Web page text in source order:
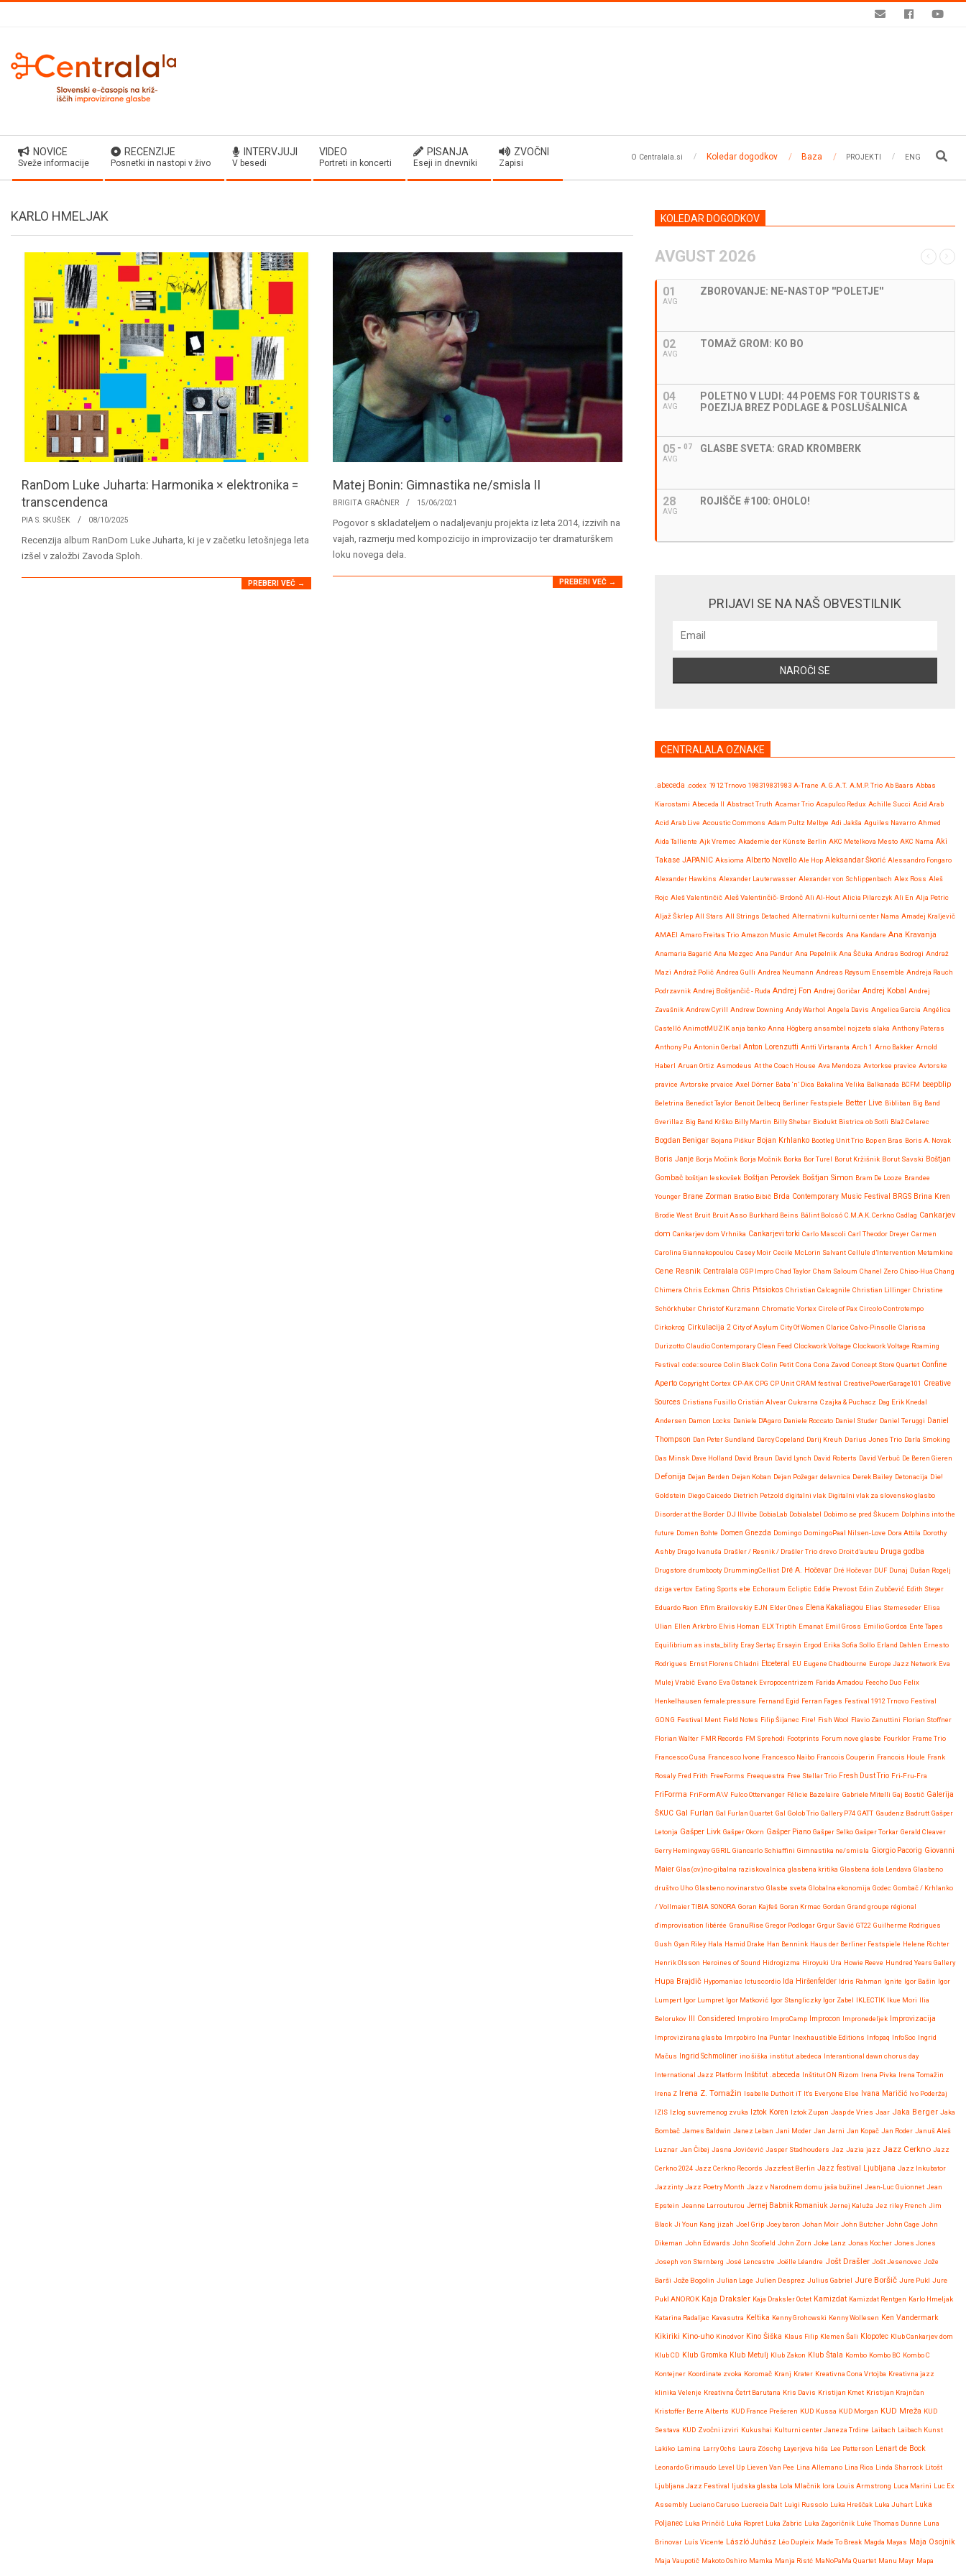
content
Secondary
Navigation
NOVICE
Sveže informacije
RECENZIJE
Posnetki in nastopi v živo
INTERVJUJI
V besedi
VIDEO
Portreti in koncerti
PISANJA
Eseji in dnevniki
ZVOČNI
Zapisi
O Centralala.si Koledar dogodkov Baza PROJEKTI ENG Search
KARLO HMELJAK
RanDom Luke Juharta: Harmonika × elektronika =
transcendenca
2025-
10-
08
PIA S. SKUŠEK 08/10/2025
Recenzija album RanDom Luke Juharta, ki je v začetku letošnjega leta
izšel v založbi Zavoda Sploh.
PREBERI VEČ →
Matej Bonin: Gimnastika ne/smisla II
2021-
06-
BRIGITA GRAČNER 15/06/2021
Pogovor s skladateljem o nadaljevanju projekta iz leta 2014, izzivih na
vajah, razmerju med kompozicijo in improvizacijo ter dramaturškem
loku novega dela.
PREBERI VEČ →
KOLEDAR DOGODKOV
AVGUST 2026
01
AVG
ZBOROVANJE: NE-NASTOP ''POLETJE''
02
AVG
TOMAŽ GROM: KO BO
04
AVG
POLETNO V LUDI: 44 POEMS FOR TOURISTS &
POEZIJA BREZ PODLAGE & POSLUŠALNICA
05
AVG
07 GLASBE SVETA: GRAD KROMBERK
28
AVG
ROJIŠČE #100: OHOLO!
PRIJAVI SE NA NAŠ OBVESTILNIK
CENTRALALA OZNAKE
.abeceda .codex 1912 Trnovo 198319831983 A-Trane A.G.A.T. A.M.P. Trio Ab Baars Abbas
Kiarostami Abeceda II Abstract Truth Acamar Trio Acapulco Redux Achille Succi Acid Arab
Acid Arab Live Acoustic Commons Adam Pultz Melbye Adi Jakša Aguiles Navarro Ahmed
Aida Talliente Ajk Vremec Akademie der Künste Berlin AKC Metelkova Mesto AKC Nama Aki
Takase JAPANIC Aksioma Alberto Novello Ale Hop Aleksandar Škorić Alessandro Fongaro
Alexander Hawkins Alexander Lauterwasser Alexander von Schlippenbach Alex Ross Aleš
Rojc Aleš Valentinčič Aleš Valentinčič- Brdonč Ali Al-Hout Alicia Pilarczyk Ali En Alja Petric
Aljaž Škrlep All Stars All Strings Detached Alternativni kulturni center Nama Amadej Kraljevič
AMAEI Amaro Freitas Trio Amazon Music Amulet Records Ana Kandare Ana Kravanja
Anamaria Bagarić Ana Mezgec Ana Pandur Ana Pepelnik Ana Ščuka Andras Bodrogi Andraž
Mazi Andraž Polič Andrea Gulli Andrea Neumann Andreas Røysum Ensemble Andreja Rauch
Podrzavnik Andrej Boštjančič - Ruda Andrej Fon Andrej Goričar Andrej Kobal Andrej
Zavašnik Andrew Cyrill Andrew Downing Andy Warhol Angela Davis Angelica Garcia Angélica
Castelló AnimotMUZIK anja banko Anna Högberg ansambel nojzeta slaka Anthony Pateras
Anthony Pu Antonin Gerbal Anton Lorenzutti Antti Virtaranta Arch 1 Arno Bakker Arnold
Haberl Aruan Ortiz Asmodeus At the Coach House Ava Mendoza Avtorkse pravice Avtorske
pravice Avtorske prvaice Axel Dörner Baba ‘n’ Dica Bakalina Velika Balkanada BCFM beepblip
Beletrina Benedict Taylor Benoit Delbecq Berliner Festspiele Better Live Bibliban Big Band
Gverillaz Big Band Krško Billy Martin Billy Shebar Biodukt Bistrica ob Sotli Blaž Celarec
Bogdan Benigar Bojana Piškur Bojan Krhlanko Bootleg Unit Trio Bop en Bras Boris A. Novak
Boris Janje Borja Močink Borja Močnik Borka Bor Turel Borut Kržišnik Borut Savski Boštjan
Gombač boštjan leskovšek Boštjan Perovšek Boštjan Simon Bram De Looze Brandee
Younger Brane Zorman Bratko Bibič Brda Contemporary Music Festival BRGS Brina Kren
Brodie West Bruit Bruit Asso Burkhard Beins Bálint Bolcsó C.M.A.K. Cerkno Cadlag Cankarjev
dom Cankarjev dom Vrhnika Cankarjevi torki Carlo Mascoli Carl Theodor Dreyer Carmen
Carolina Giannakopoulou Casey Moir Cecile McLorin Salvant Cellule d’Intervention Metamkine
Cene Resnik Centralala CGP Impro Chad Taylor Cham Saloum Chanel Zero Chiao-Hua Chang
Chimera Chris Eckman Chris Pitsiokos Christian Calcagnile Christian Lillinger Christine
Schörkhuber Christof Kurzmann Chromatic Vortex Circle of Pax Circolo Controtempo
Cirkokrog Cirkulacija 2 City of Asylum City Of Women Clarice Calvo-Pinsolle Clarissa
Durizotto Claudio Contemporary Clean Feed Clockwork Voltage Clockwork Voltage Roaming
Festival code::source Colin Black Colin Petit Cona Cona Zavod Concept Store Quartet Confine
Aperto Copyright Cortex CP-AK CPG CP Unit CRAM festival CreativePowerGarage101 Creative
Sources Cristiana Fusillo Cristián Alvear Cukrarna Czajka & Puchacz Dag Erik Knedal
Andersen Damon Locks Daniele D'Agaro Daniele Roccato Daniel Studer Daniel Teruggi Daniel
Thompson Dan Peter Sundland Darcy Copeland Darij Kreuh Darius Jones Trio Darla Smoking
Das Minsk Dave Holland David Braun David Lynch David Roberts David Verbuč De Beren Gieren
Defonija Dejan Berden Dejan Koban Dejan Požegar delavnica Derek Bailey Detonacija Die!
Goldstein Diego Caicedo Dietrich Petzold digitalni vlak Digitalni vlak za slovensko glasbo
Disorder at the Border DJ Illvibe DobiaLab Dobialabel Dobimo se pred Škucem Dolphins into the
future Domen Bohte Domen Gnezda Domingo DomingoPaal Nilsen-Love Dora Attila Dorothy
Ashby Drago Ivanuša Drašler / Resnik / Drašler Trio drevo Droit d’auteu Druga godba
Drugstore drumbooty DrummingCellist Dré A. Hočevar Dré Hočevar DUF Dunaj Dušan Rogelj
dziga vertov Eating Sports ebe Echoraum Ecliptic Eddie Prevost Edin Zubčević Edith Steyer
Eduardo Raon Efim Brailovskiy EJN Elder Ones Elena Kakaliagou Elias Stemeseder Elisa
Ulian Ellen Arkrbro Elvis Homan ELX Triptih Emanat Emil Gross Emilio Gordoa Ente Tapes
Equilibrium as insta_bility Eray Sertaç Ersayin Ergod Erika Sofia Sollo Erland Dahlen Ernesto
Rodrigues Ernst Florens Chladni Etceteral EU Eugene Chadbourne Europe Jazz Network Eva
Mulej Vrabič Evano Eva Ostanek Evropocentrizem Farida Amadou Feecho Duo Felix
Henkelhausen female:pressure Fernand Egid Ferran Fages Festival 1912 Trnovo Festival
GONG Festival Ment Field Notes Filip Šijanec Fire! Fish Wool Flavio Zanuttini Florian Stoffner
Florian Walter FMR Records FM Sprehodi Footprints Forum nove glasbe Fourklor Frame Trio
Francesco Cusa Francesco Ivone Francesco Naibo Francois Couperin Francois Houle Frank
Rosaly Fred Frith FreeForms Freequestra Free Stellar Trio Fresh Dust Trio Fri-Fru-Fra
FriForma FriFormA\V Fulco Ottervanger Félicie Bazelaire Gabriele Mitelli Gaj Bostič Galerija
ŠKUC Gal Furlan Gal Furlan Quartet Gal Golob Trio Gallery P74 GATT Gaudenz Badrutt Gašper
Letonja Gašper Livk Gašper Okorn Gašper Piano Gašper Selko Gašper Torkar Gerald Cleaver
Gerry Hemingway GGRIL Giancarlo Schiaffini Gimnastika ne/smisla Giorgio Pacorig Giovanni
Maier Glas(ov)no-gibalna raziskovalnica glasbena kritika Glasbena šola Lendava Glasbeno
društvo Uho Glasbeno novinarstvo Glasbe sveta Globalna ekonomija Godec Gombač / Krhlanko
/ Vollmaier TIBIA SONORA Goran Kajfeš Goran Krmac Gordan Grand groupe régional
d'improvisation libérée GranuRise Gregor Podlogar Grgur Savić GT22 Guilherme Rodrigues
Gush Gyan Riley Hala Hamid Drake Han Bennink Haus der Berliner Festspiele Helene Richter
Henrik Olsson Heroines of Sound Hidrogizma Hiroyuki Ura Howie Reeve Hundred Years Gallery
Hupa Brajdič Hypomaniac Ictuscordio Ida Hiršenfelder Idris Rahman Ignite Igor Bašin Igor
Lumpert Igor Lumpret Igor Matković Igor Stangliczky Igor Zabel IKLECTIK Ikue Mori Ilia
Belorukov Ill Considered Improbiro ImproCamp Improcon Impronedeljek Improvizacija
Improvizirana glasba Imrpobiro Ina Puntar Inexhaustible Editions Infopaq InfoSoc Ingrid
Mačus Ingrid Schmoliner ino šiška institut .abedeca Interantional dawn chorus day
International Jazz Platform Inštitut .abeceda Inštitut ON Rizom Irena Pivka Irena Tomažin
Irena Z Irena Z. Tomažin Isabelle Duthoit iT It's Everyone Else Ivana Maričić Ivo Poderžaj
IZIS Izlog suvremenog zvuka Iztok Koren Iztok Zupan Jaap de Vries Jaar Jaka Berger Jaka
Bombač James Baldwin Janez Leban Jani Moder Jan Jarni Jan Kopač Jan Roder Januš Aleš
Luznar Jan Čibej Jasna Jovićević Jasper Stadhouders Jaz Jazia jazz Jazz Cerkno Jazz
Cerkno 2024 Jazz Cerkno Records Jazzfest Berlin Jazz festival Ljubljana Jazz Inkubator
Jazzinty Jazz Poetry Month Jazz v Narodnem domu jaša bužinel Jean-Luc Guionnet Jean
Epstein Jeanne Larrouturou Jernej Babnik Romaniuk Jernej Kaluža Jez riley French Jim
Black Ji Youn Kang jizah Joel Grip Joey baron Johan Moir John Butcher John Cage John
Dikeman John Edwards John Scofield John Zorn Joke Lanz Jonas Kocher Jones Jones
Joseph von Sternberg José Lencastre Joëlle Léandre Jošt Drašler Jošt Jesenovec Jože
Barši Jože Bogolin Julian Lage Julien Desprez Julius Gabriel Jure Boršič Jure Pukl Jure
Pukl ANOROK Kaja Draksler Kaja Draksler Octet Kamizdat Kamizdat Rentgen Karlo Hmeljak
Katarina Radaljac Kavasutra Keltika Kenny Grohowski Kenny Wollesen Ken Vandermark
Kikiriki Kino-uho Kinodvor Kino Šiška Klaus Filip Klemen Šali Klopotec Klub Cankarjev dom
Klub CD Klub Gromka Klub Metulj Klub Zakon Klub Štala Kombo Kombo BC Kombo C
Kontejner Koordinate zvoka Koromač Kranj Krater Kreativna Cona Vrtojba Kreativna jazz
klinika Velenje Kreativna Četrt Barutana Kris Davis Kristijan Kmet Kristijan Krajnčan
Kristoffer Berre Alberts KUD France Prešeren KUD Kussa KUD Morgan KUD Mreža KUD
Sestava KUD Zvočni izviri Kukushai Kulturni center Janeza Trdine Laibach Laibach Kunst
Lakiko Lamina Larry Ochs Laura Zöschg Layerjeva hiša Lee Patterson Lenart de Bock
Leonardo Grimaudo Level Up Lieven Van Pee Lina Allemano Lina Rica Linda Sharrock Litošt
Ljubljana Jazz Festival ljudska glasba Lola Mlačnik lora Louis Armstrong Luca Marini Luc Ex
Assembly Luciano Caruso Lucrecia Dalt Luigi Russolo Luka Hreščak Luka Juhart Luka
Poljanec Luka Prinčič Luka Ropret Luka Zabric Luka Zagoričnik Luke Thomas Dunne Luna
Brinovar Luís Vicente László Juhász Léo Dupleix Made To Break Magda Mayas Maja Osojnik
Maja Vaupotič Makoto Oshiro Mamka Manja Ristć MaNoPaMa Quartet Manu Mayr Mapa